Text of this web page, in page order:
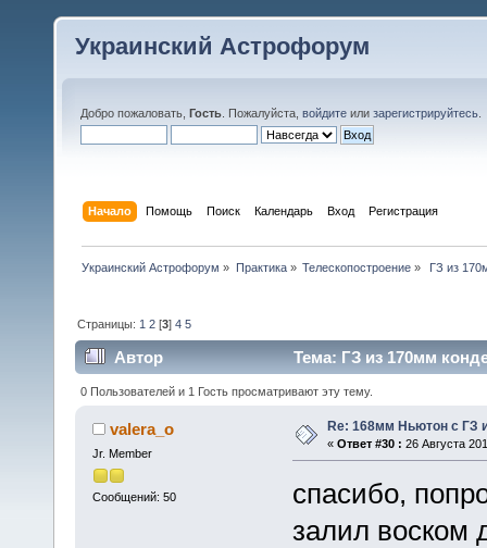
Украинский Астрофорум
Добро пожаловать, Гость . Пожалуйста, войдите или зарегистрируйтесь
Начало Помощь Поиск Календарь Вход Регистрация
Украинский Астрофорум » Практика» Телескопостроение» ГЗ из
Страницы: 1 2 [3]4 5
Автор Тема: ГЗ из 170мм
0 Пользователей и 1 Гость просматривают эту тему.
valera_o
Jr. Member
Сообщений: 50
Re: 168мм Ньютон с ГЗ
« Ответ #30 : 26 Августа
спасибо,
залил воском